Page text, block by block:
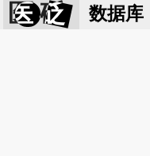
医 砭 数据库